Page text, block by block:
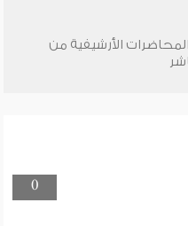
الأرشيفية من
0